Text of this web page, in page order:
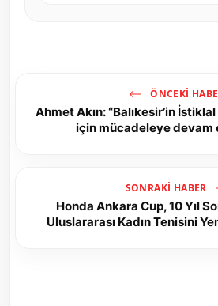
ÖNCEKI
Ahmet Akın: “Balıkesir’in
için mücadeleye devam
SONRAKI HABER
Honda Ankara Cup, 10 Yıl
Uluslararası Kadın Tenisini